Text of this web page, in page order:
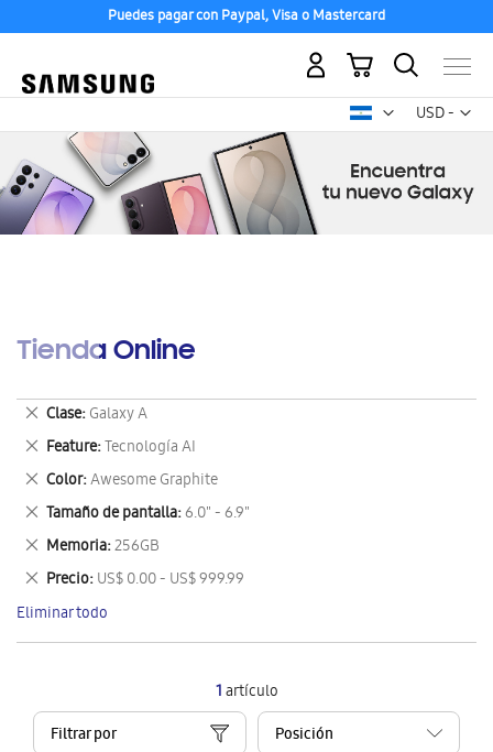
Puedes pagar con Paypal, Visa o Mastercard
USD -
dólar
Mi carrito
Tienda Online
1artículo
Filtrar por
Clase Galaxy A
Eliminar
este
artículo
Feature Tecnología AI
Eliminar
este
artículo
Color Awesome Graphite
Eliminar
este
artículo
Tamaño de pantalla 6.0" - 6.9"
Eliminar
este
artículo
Memoria 256GB
Eliminar
este
artículo
Precio US$ 0.00 - US$ 999.99
Eliminar
este
artículo
Eliminar todo